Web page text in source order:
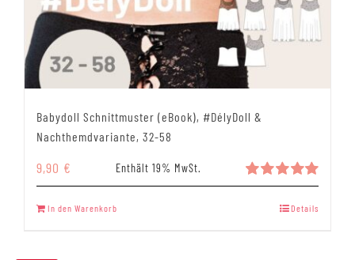
Babydoll Schnittmuster (eBook), #DélyDoll &
Nachthemdvariante, 32-58
Bewertet
5.00
9,90 € Enthält 19% MwSt.
In den Warenkorb Details